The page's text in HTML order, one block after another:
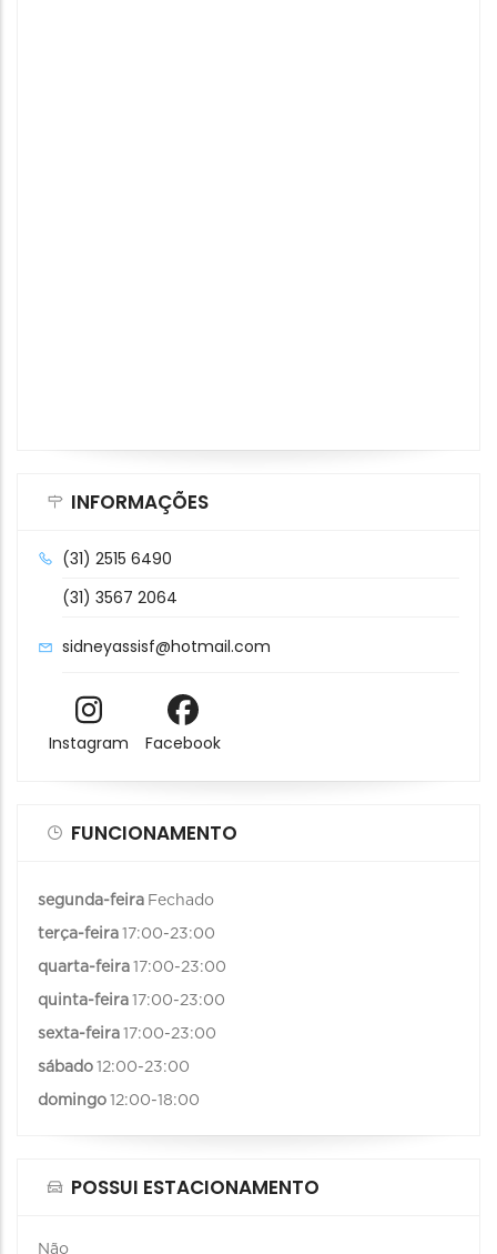
INFORMAÇÕES
(31) 2515 6490
(31) 3567 2064
sidneyassisf@hotmail.com
Instagram Facebook
FUNCIONAMENTO
segunda-feira Fechado
terça-feira 17:00-23:00
quarta-feira 17:00-23:00
quinta-feira 17:00-23:00
sexta-feira 17:00-23:00
sábado 12:00-23:00
domingo 12:00-18:00
POSSUI ESTACIONAMENTO
Não